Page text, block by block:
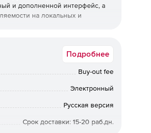
и дополненной интерфейс, а
на локальных и
конференции,
сообщениями, позволяя
Подробнее
Buy-out fee
Электронный
Русская версия
Срок доставки: 15-20 раб.дн.